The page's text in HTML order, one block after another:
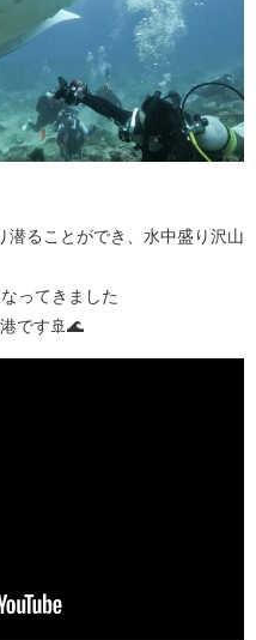
潜ることができ、水中盛り沢山
ってきました
です🚢🌊